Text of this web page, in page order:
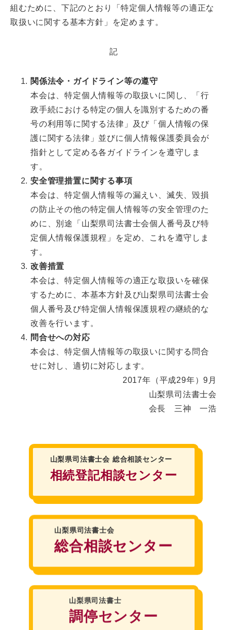
組むために、下記のとおり「特定個人情報等の適正な
取扱いに関する基本方針」を定めます。
記
関係法令・ガイドライン等の遵守
本会は、特定個人情報等の取扱いに関し、「行
政手続における特定の個人を識別するための番
号の利用等に関する法律」及び「個人情報の保
護に関する法律」並びに個人情報保護委員会が
指針として定める各ガイドラインを遵守しま
す。
安全管理措置に関する事項
本会は、特定個人情報等の漏えい、滅失、毀損
の防止その他の特定個人情報等の安全管理のた
めに、別途「山梨県司法書士会個人番号及び特
定個人情報保護規程」を定め、これを遵守しま
す。
改善措置
本会は、特定個人情報等の適正な取扱いを確保
するために、本基本方針及び山梨県司法書士会
個人番号及び特定個人情報保護規程の継続的な
改善を行います。
問合せへの対応
本会は、特定個人情報等の取扱いに関する問合
せに対し、適切に対応します。
2017年（平成29年）9月
山梨県司法書士会
会長 三神 一浩
山梨県司法書士会 総合相談センター
相続登記相談センター
山梨県司法書士会
総合相談センター
山梨県司法書士
調停センター